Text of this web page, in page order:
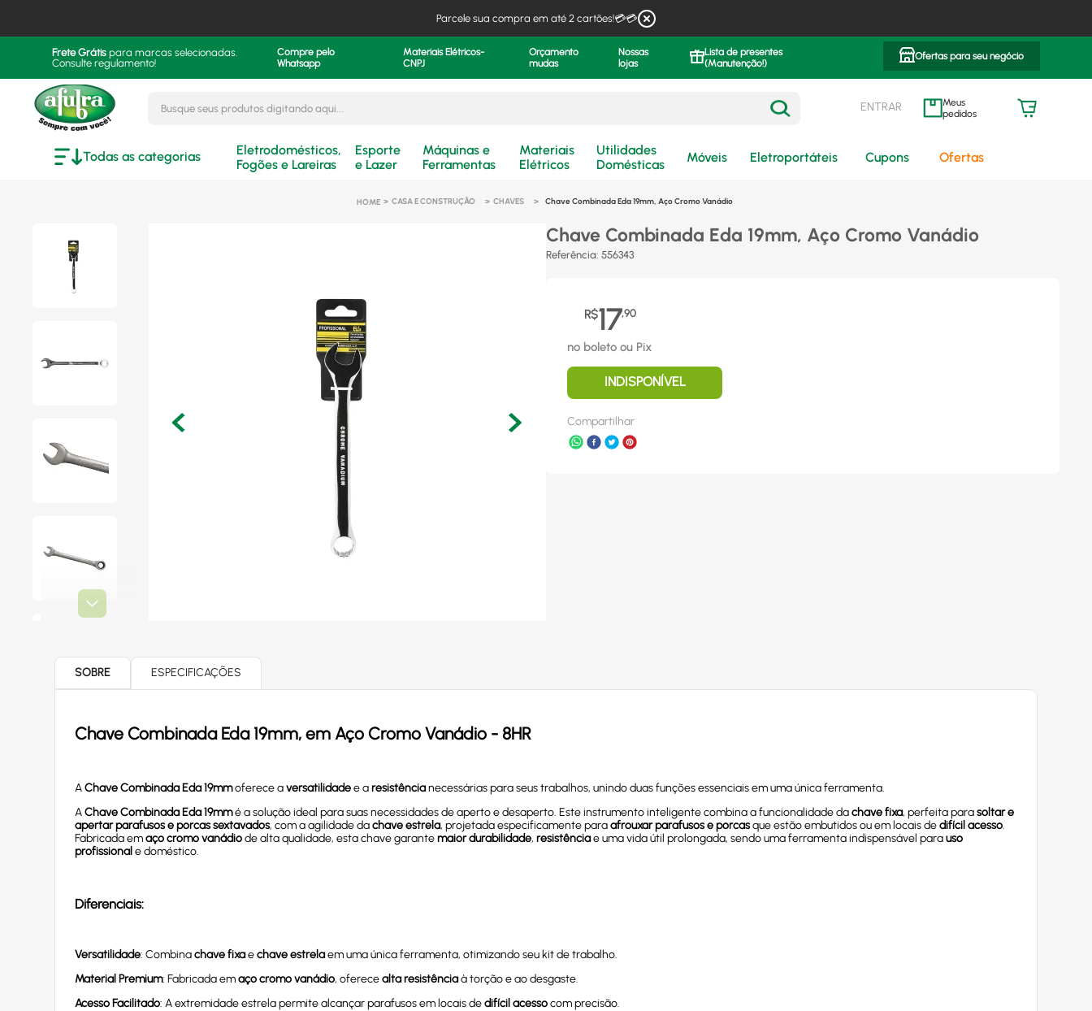
Parcele sua compra em até 2 cartões!💳💳
Frete Grátis para marcas selecionadas.
Consulte regulamento!
Compre pelo
Whatsapp
Materiais Elétricos-
CNPJ
Orçamento
mudas
Nossas
lojas
Lista de presentes
(Manutenção!)
Ofertas para seu negócio
ENTRAR meus pedidos
Todas as categorias
Eletrodomésticos,
Fogões e Lareiras
Esporte
e Lazer
Máquinas e
Ferramentas
Materiais
Elétricos
Utilidades
Domésticas
Móveis Eletroportáteis Cupons Ofertas
CASA E CONSTRUÇÃO CHAVES Chave Combinada Eda 19mm, Aço Cromo Vanádio
Chave Combinada Eda 19mm, Aço Cromo Vanádio
Referência: 556343
R$17,90
no boleto ou Pix
INDISPONÍVEL
Compartilhar
SOBRE ESPECIFICAÇÕES
Chave Combinada Eda 19mm, em Aço Cromo Vanádio - 8HR
AChave Combinada Eda 19mmoferece aversatilidadee aresistêncianecessárias para seus trabalhos, unindo duas funções essenciais em uma única ferramenta.
AChave Combinada Eda 19mmé a solução ideal para suas necessidades de aperto e desaperto. Este instrumento inteligente combina a funcionalidade dachave fixa, perfeita parasoltar e
apertar parafusos e porcas sextavados, com a agilidade dachave estrela, projetada especificamente paraafrouxar parafusos e porcasque estão embutidos ou em locais dedifícil acesso.
Fabricada emaço cromo vanádiode alta qualidade, esta chave garantemaior durabilidade,resistênciae uma vida útil prolongada, sendo uma ferramenta indispensável parauso
profissional e doméstico.
Diferenciais:
Versatilidade: Combinachave fixaechave estrelaem uma única ferramenta, otimizando seu kit de trabalho.
Material Premium: Fabricada emaço cromo vanádio, oferecealta resistênciaà torção e ao desgaste.
Acesso Facilitado: A extremidade estrela permite alcançar parafusos em locais dedifícil acessocom precisão.